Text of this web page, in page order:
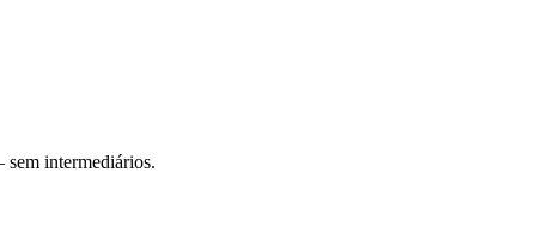
intermediários.